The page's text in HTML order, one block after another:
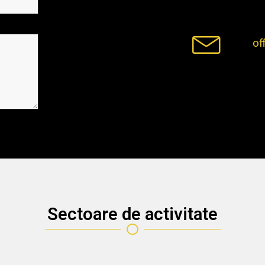
Sectoare de activitate